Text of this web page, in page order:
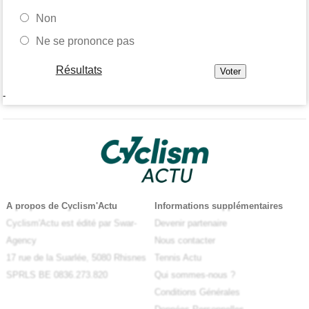
Non
Ne se prononce pas
Résultats
-
A propos de Cyclism'Actu
Cyclism'Actu est édité par Swar-
Agency
17 rue de la Suarlée, 5080 Rhisnes
SPRLS BE 0836.273.820
Informations supplémentaires
Devenir partenaire
Nous contacter
Tennis Actu
Qui sommes-nous ?
Conditions Générales